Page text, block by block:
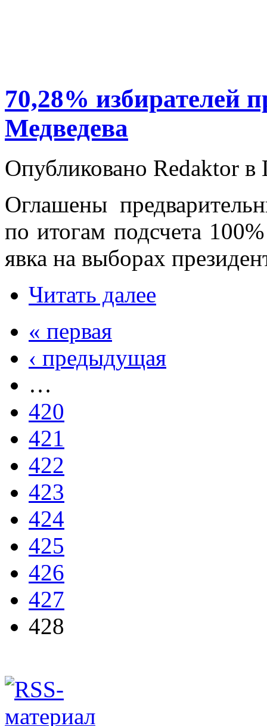
70,28% избирателей
Медведева
Опубликовано Redaktor
Оглашены
по итогам подсчета
явка на выборах
Читать далее
« первая
‹ предыдущая
…
420
421
422
423
424
425
426
427
428